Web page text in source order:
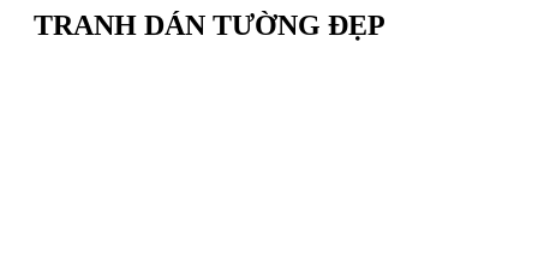
TRANH DÁN TƯỜNG ĐẸP